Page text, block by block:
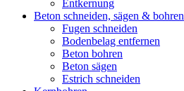
Entkernung
Beton schneiden, sägen & bohren
Fugen schneiden
Bodenbelag entfernen
Beton bohren
Beton sägen
Estrich schneiden